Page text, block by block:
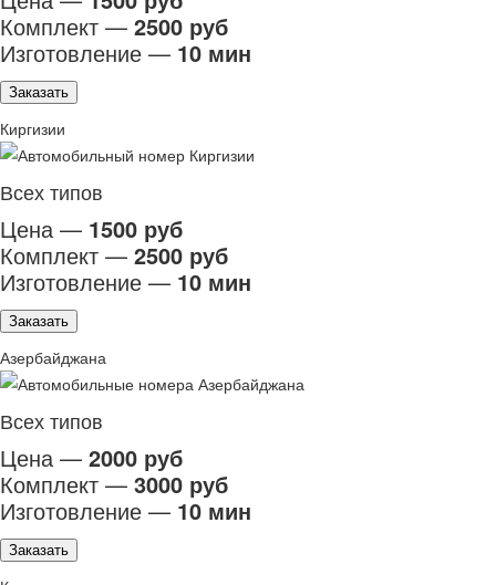
Комплект — 2500 руб
Изготовление — 10 мин
Заказать
Киргизии
Всех типов
Цена — 1500 руб
Комплект — 2500 руб
Изготовление — 10 мин
Заказать
Азербайджана
Всех типов
Цена — 2000 руб
Комплект — 3000 руб
Изготовление — 10 мин
Заказать